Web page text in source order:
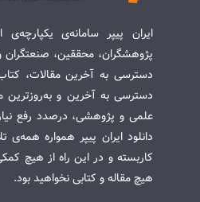
ایران پیپر سامانه‌ی
پژوهشگران، محققین،
دسترسی به آخرین مقالات،
دسترسی به آخرین و به‌روزترین
علمی و پژوهشی، درصدد رفع
دانلود ایران پیپر همواره
کاربسته و در این راه از هیچ
هیچ مقاله و کتابی نخواهید بود.